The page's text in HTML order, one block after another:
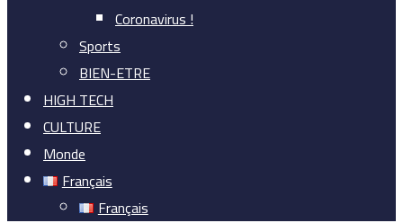
Coronavirus !
Sports
BIEN-ETRE
HIGH TECH
CULTURE
Monde
Français
Français